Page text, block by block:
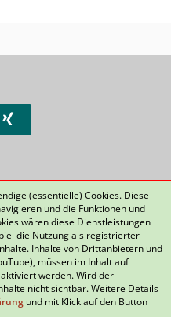
Impressum
Fragen
(essentielle) Cookies. Diese
und die Funktionen und
wären diese Dienstleistungen
die Nutzung als registrierter
Inhalte von Drittanbietern und
müssen im Inhalt auf
werden. Wird der
nicht sichtbar. Weitere Details
und mit Klick auf den Button